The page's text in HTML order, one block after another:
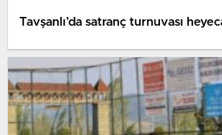
Tavşanlı’da satranç turnuvası